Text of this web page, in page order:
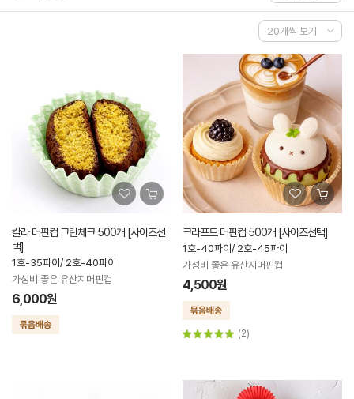
칼라 머핀컵 그린체크 500개 [사이즈선
택]
1호-35파이/ 2호-40파이
가성비 좋은 유산지머핀컵
6,000원
크라프트 머핀컵 500개 [사이즈선택]
1호-40파이/ 2호-45파이
가성비 좋은 유산지머핀컵
4,500원
(2)